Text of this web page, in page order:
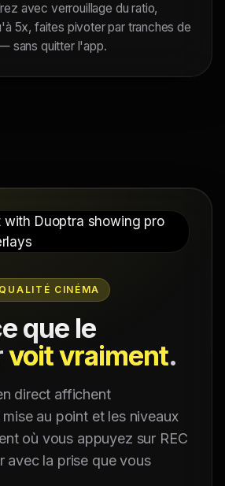
avec verrouillage du ratio,
5x, faites pivoter par tranches de
sans quitter l'app.
CINÉMA
que le
voit vraiment.
direct affichent
au point et les niveaux
où vous appuyez sur REC
la prise que vous